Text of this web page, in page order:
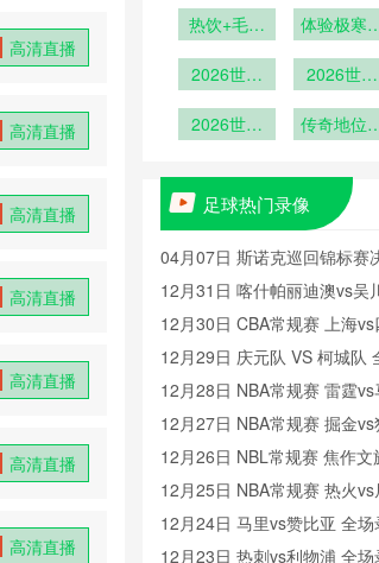
高清直播
高清直播
高清直播
高清直播
高清直播
高清直播
高清直播
集体抗议
球迷最
门”？
热饮+毛毯
体验极寒
2026世界
大黑马之旅
2026世界
大决赛进
2026世界
星：梅西位
列第8
传奇地位
足球热门录像
04月07日 斯诺克巡回锦标赛
全场录像回放
12月31日 喀什帕丽迪澳vs吴
12月30日 CBA常规赛 上海
12月29日 庆元队 VS 柯城队
12月28日 NBA常规赛 雷霆
12月27日 NBA常规赛 掘金
12月26日 NBL常规赛 焦作
像
12月25日 NBA常规赛 热火
12月24日 马里vs赞比亚 全
12月23日 热刺vs利物浦 全场